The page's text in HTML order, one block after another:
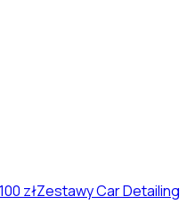
złZestawy Car Detailing